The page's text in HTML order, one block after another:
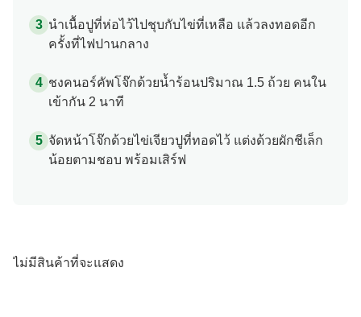
นำเนื้อปูที่ห่อไว้ไปชุบกับไข่ที่เหลือ แล้วลงทอดอีก
ครั้งที่ไฟปานกลาง
ชงคนอร์คัพโจ๊กด้วยน้ำร้อนปริมาณ 1.5 ถ้วย คนใน
เข้ากัน 2 นาที
จัดหน้าโจ๊กด้วยไข่เจียวปูที่ทอดไว้ แต่งด้วยผักชีเล็ก
น้อยตามชอบ พร้อมเสิร์ฟ
ไม่มีสินค้าที่จะแสดง